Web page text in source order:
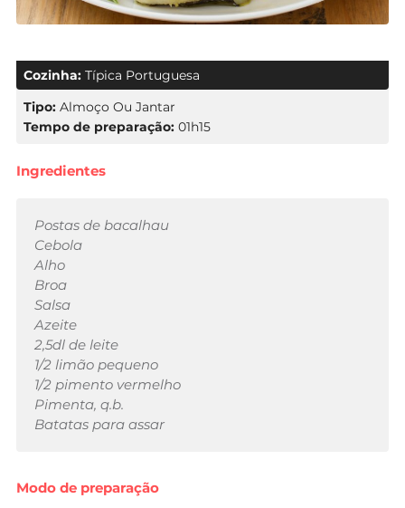
Cozinha: Típica Portuguesa
Tipo: Almoço Ou Jantar
Tempo de preparação: 01h15
Ingredientes
Postas de bacalhau
Cebola
Alho
Broa
Salsa
Azeite
2,5dl de leite
1/2 limão pequeno
1/2 pimento vermelho
Pimenta, q.b.
Batatas para assar
Modo de preparação